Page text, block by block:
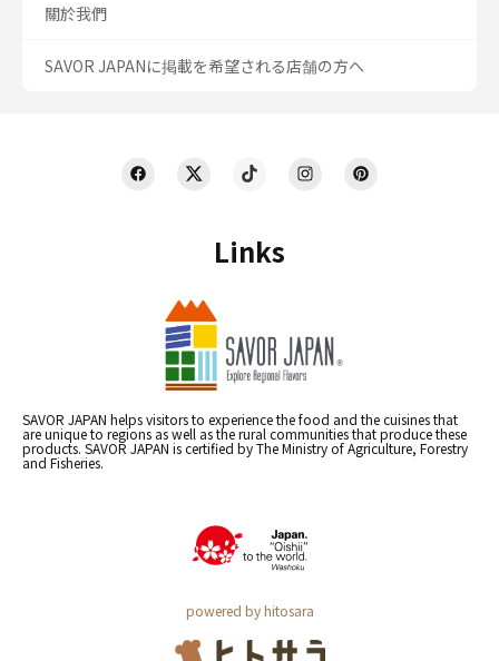
Links
SAVOR JAPAN helps visitors to experience the food and the cuisines that
are unique to regions as well as the rural communities that produce these
products. SAVOR JAPAN is certified by The Ministry of Agriculture, Forestry
and Fisheries.
powered by hitosara
關於我們
SAVOR JAPANに掲載を希望される店舗の方へ